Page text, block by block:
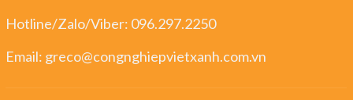
Hotline/Zalo/Viber: 096.297.2250
Email: greco@congnghiepvietxanh.com.vn